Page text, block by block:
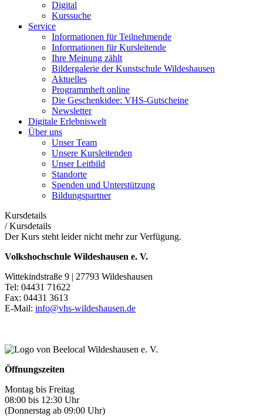
Digital
Kurssuche
Service
Informationen für Teilnehmende
Informationen für Kursleitende
Ihre Meinung zählt
Bildergalerie der Kunstschule Wildeshausen
Aktuelles
Programmheft online
Die Geschenkidee: VHS-Gutscheine
Newsletter
Digitale Erlebniswelt
Über uns
Unser Team
Unsere Kursleitenden
Unser Leitbild
Standorte
Spenden und Unterstützung
Bildungspartner
Kursdetails
/Kursdetails
Der Kurs steht leider nicht mehr zur Verfügung.
Volkshochschule Wildeshausen e. V.
Wittekindstraße 9 | 27793 Wildeshausen
Tel: 04431 71622
Fax: 04431 3613
E-Mail: info@vhs-wildeshausen.de
Öffnungszeiten
Montag bis Freitag
08:00 bis 12:30 Uhr
(Donnerstag ab 09:00 Uhr)